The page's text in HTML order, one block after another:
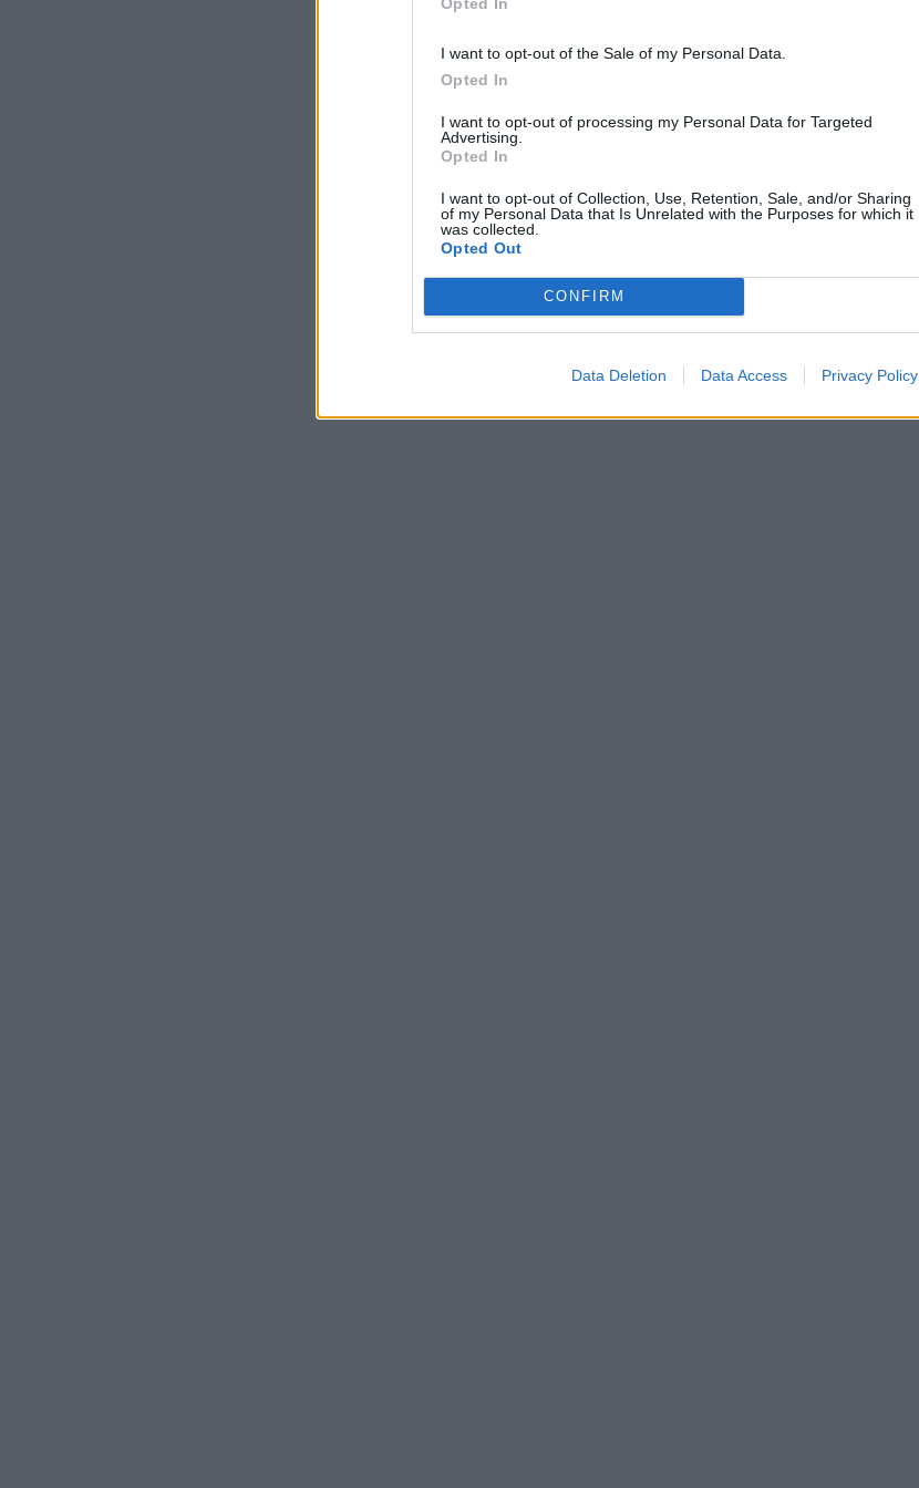
I want to opt-out of the Sale of my Personal Data.
Opted In
I want to opt-out of processing my Personal Data for Targeted
Advertising.
Opted In
I want to opt-out of Collection, Use, Retention, Sale, and/or Sharing
of my Personal Data that Is Unrelated with the Purposes for which it
was collected.
Opted Out
CONFIRM
Data Deletion Data Access Privacy Policy